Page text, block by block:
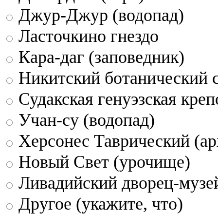
Джур-Джур (водопад)
Ласточкино гнездо
Кара-даг (заповедник)
Никитский ботанический
Судакская генуэзская
Учан-су (водопад)
Херсонес Таврический
Новый Свет (урочище)
Ливадийский дворец-
Другое (укажите, что)